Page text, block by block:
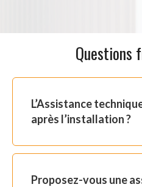
Questions
L’Assistance
après l’installation ?
Proposez-vous une